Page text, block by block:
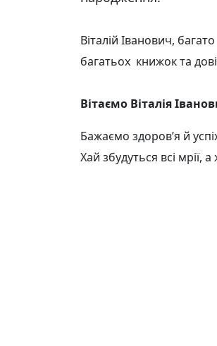
Віталій Іванович,
багатьох книжок та
Вітаємо Віталія
Бажаємо здоров’я й
Хай збудуться всі мрії,